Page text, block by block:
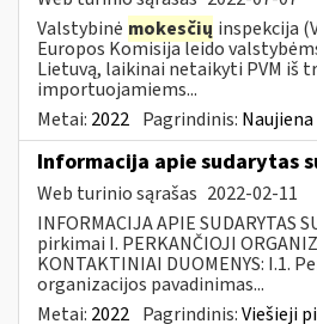
Valstybinė mokesčių inspekcija
Europos Komisija leido
Lietuvą, laikinai netaikyti PVM iš
importuojamiems...
Metai: 2022 Pagrindinis: Naujiena
Informacija apie sudarytas
Web turinio sąrašas 2022-02-11
INFORMACIJA APIE SUDARYTAS
pirkimai I. PERKANČIOJI
KONTAKTINIAI DUOMENYS: I.1.
organizacijos pavadinimas...
Metai: 2022 Pagrindinis:Viešieji